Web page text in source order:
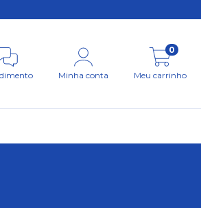
Minha conta Meu carrinho
0